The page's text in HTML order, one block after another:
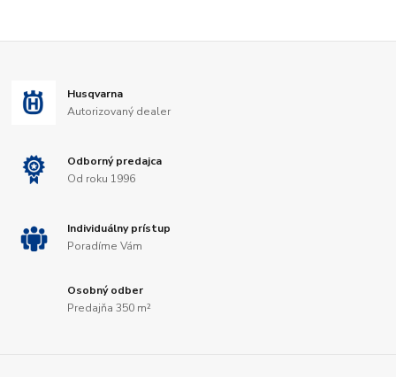
Husqvarna
Autorizovaný dealer
Odborný predajca
Od roku 1996
Individuálny prístup
Poradíme Vám
Osobný odber
Predajňa 350 m²